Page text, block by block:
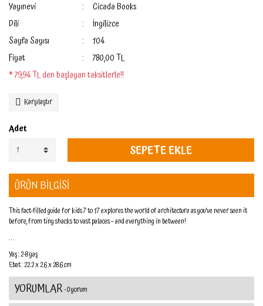
Yayınevi
Cicada Books
Dili
İngilizce
Sayfa Sayısı
104
Fiyat
780,00 TL
* 79,94 TL den başlayan taksitlerle!!
Karşılaştır
Adet
SEPETE EKLE
ÜRÜN BİLGİSİ
This fact-filled guide for kids 7 to 17 explores the world of architecture as you’ve never seen it
before, from tiny shacks to vast palaces – and everything in between!
. . .
Yaş : 2-8 yaş
Ebat : 22.2 x 2.6 x 28.6 cm
YORUMLAR- 0 yorum